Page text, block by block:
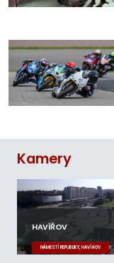
Kamery
HAVÍŘOV
NÁMĚSTÍ REPUBLIKY, HAVÍŘOV